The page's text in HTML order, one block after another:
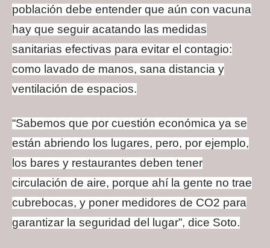
población debe entender que aún con vacuna
hay que seguir acatando las medidas
sanitarias efectivas para evitar el contagio:
como lavado de manos, sana distancia y
ventilación de espacios.
“Sabemos que por cuestión económica ya se
están abriendo los lugares, pero, por ejemplo,
los bares y restaurantes deben tener
circulación de aire, porque ahí la gente no trae
cubrebocas, y poner medidores de CO2 para
garantizar la seguridad del lugar”, dice Soto.